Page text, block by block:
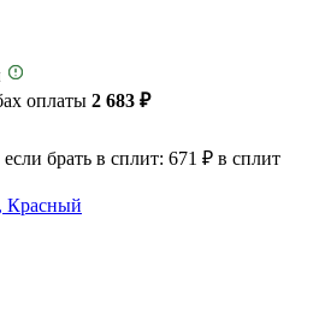
оплаты 2 683 ₽
брать в сплит: 671 ₽ в сплит
Красный